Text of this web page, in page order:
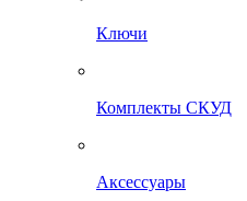
Ключи
Комплекты СКУД
Аксессуары